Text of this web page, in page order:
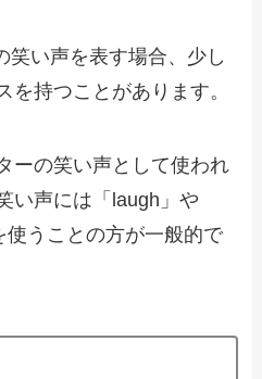
笑い声を表す場合、少し
を持つことがあります。
ーの笑い声として使われ
い声には「laugh」や
使うことの方が一般的で